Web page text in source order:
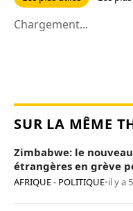
Chargement...
SUR LA MÊME
Zimbabwe: le
étrangères en grève
AFRIQUE - POLITIQUE•il y a